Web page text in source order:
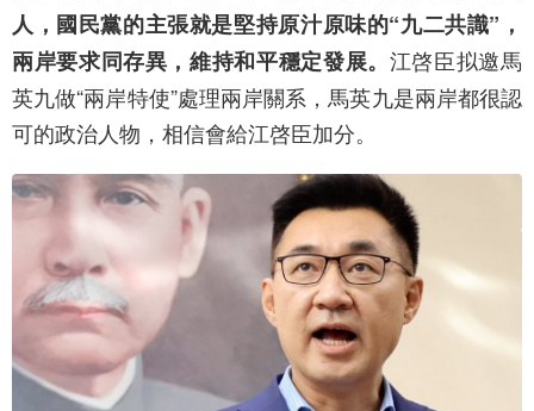
人，國民黨的主張就是堅持原汁原味的“九二共識”，
兩岸要求同存異，維持和平穩定發展。 江啓臣拟邀馬
英九做“兩岸特使”處理兩岸關系，馬英九是兩岸都很認
可的政治人物，相信會給江啓臣加分。